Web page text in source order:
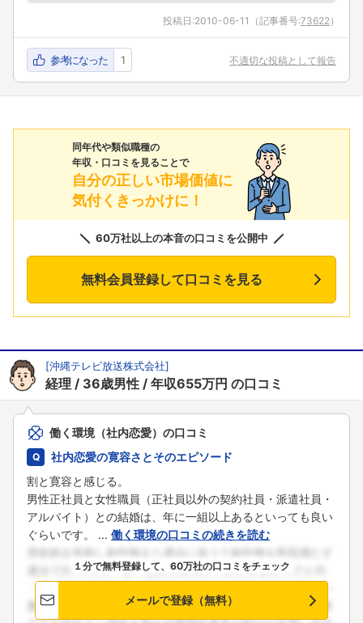
投稿日:2010-06-11 （記事番号:73622 ）
参考になった 1 不適切な投稿として報告
同年代や類似職種の
年収・口コミを見ることで
自分の正しい市場価値に
気付くきっかけに！
60万社以上の本音の口コミを公開中
無料会員登録して口コミを見る
[沖縄テレビ放送株式会社]
経理 36歳男性 年収655万円 の口コミ
働く環境（社内恋愛）の口コミ
社内恋愛の寛容さとそのエピソード
割と寛容と感じる。
男性正社員と女性職員（正社員以外の契約社員・派遣社員・
アルバイト）との結婚は、年に一組以上あるといっても良い
ぐらいです。 ... 働く環境の口コミの続きを読む
１分で無料登録して、60万社の口コミをチェック
メールで登録（無料）